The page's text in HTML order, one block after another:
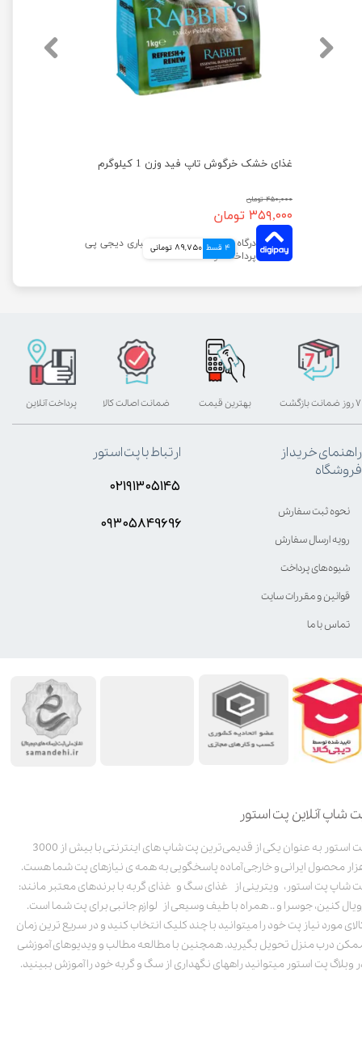
غذای خشک خرگوش تاپ فید وزن 1 کیلوگرم
۴۵۰,۰۰۰ تومان
۳۵۹,۰۰۰ تومان
4 قسط 89,750 تومانی
شاپ آنلاین پت استور
پت استور به عنوان یکی از قدیمی‌ترین پت شاپ های اینترنتی با بیش از 3000
محصول ایرانی و خارجی آماده پاسخگویی به همه ی نیازهای پت شما هست.
شاپ پت استور، ویترینی از غذای سگ و غذای گربه با برندهای معتبر مانند:
کنین، جوسرا و .. همراه با طیف وسیعی از لوازم جانبی برای پت شما است.
مورد نیاز پت خود را میتوانید با چند کلیک انتخاب کنید و در سریع ترین زمان
درب منزل تحویل بگیرید. همچنین با مطالعه مطالب و ویدیوهای آموزشی
وبلاگ پت استور میتوانید راههای نگهداری از سگ و گربه خود را آموزش ببینید.
بهترین قیمت پرداخت آنلاین ۷ روز ضمانت بازگشت ضمانت اصالت کالا
راهنمای خرید از
فروشگاه
نحوه ثبت سفارش
رویه ارسال سفارش
شیوه‌های پرداخت
قوانین و مقررات سایت
تماس با ما
ارتباط با پت استور
۰۲۱۹۱۳۰۵۱۴۵
۰۹۳۰۵8۴9696